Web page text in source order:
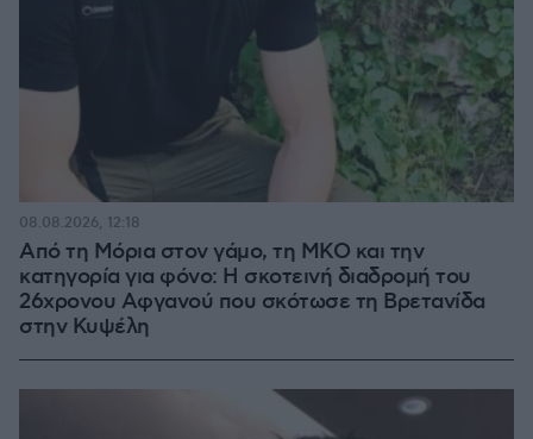
Από τη Μόρια στον γάμο, τη ΜΚΟ και την
κατηγορία για φόνο: Η σκοτεινή διαδρομή του
26χρονου Αφγανού που σκότωσε τη Βρετανίδα
στην Κυψέλη
08.08.2026, 12:18